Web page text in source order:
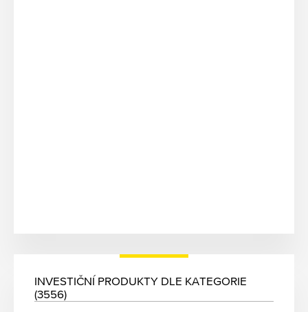
INVESTIČNÍ PRODUKTY DLE KATEGORIE
(3556)